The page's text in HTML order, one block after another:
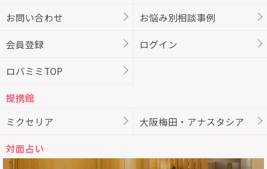
お問い合わせ お悩み別相談事例
会員登録 ログイン
ロバミミTOP
提携館
ミクセリア
大阪梅田・アナスタシア
対面占い